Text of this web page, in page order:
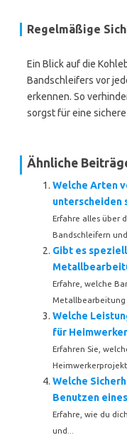
Regelmäßige
Ein Blick auf die
Bandschleifers vor
erkennen. So
sorgst für eine
Ähnliche
Welche Arten
unterscheiden
Erfahre alles über
Bandschleifern und
Gibt es
Erfahre, welche
Metallbearbeitung
Welche
für
Erfahren Sie,
Welche
Benutzen
Erfahre, wie du
und...